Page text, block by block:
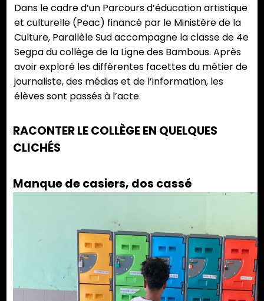
Dans le cadre d’un Parcours d’éducation artistique
et culturelle (Peac) financé par le Ministère de la
Culture, Parallèle Sud accompagne la classe de 4e
Segpa du collège de la Ligne des Bambous. Après
avoir exploré les différentes facettes du métier de
journaliste, des médias et de l’information, les
élèves sont passés à l’acte.
RACONTER LE COLLÈGE EN QUELQUES
CLICHÉS
Manque de casiers, dos cassé